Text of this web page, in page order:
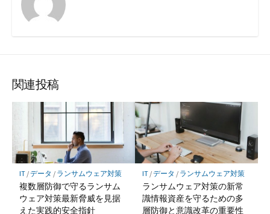
関連投稿
IT/データ / ランサムウェア対策
複数層防御で守るランサム
ウェア対策最新脅威を見据
えた実践的安全指針
IT/データ / ランサムウェア対策
ランサムウェア対策の新常
識情報資産を守るための多
層防御と意識改革の重要性